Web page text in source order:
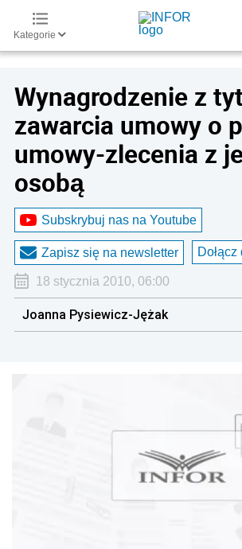
Kategorie
Wynagrodzenie z
zawarcia umowy o
umowy-zlecenia z
osobą
Subskrybuj nas na Youtube
Zapisz się na newsletter
18 stycznia 2010, 06:00
Joanna Pysiewicz-Jężak